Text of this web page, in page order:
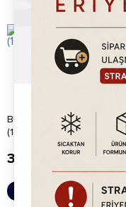
BUBBLE WAFFLE KUTUSU
(1000ADET)
3,950.00TL
Sepete Ekle